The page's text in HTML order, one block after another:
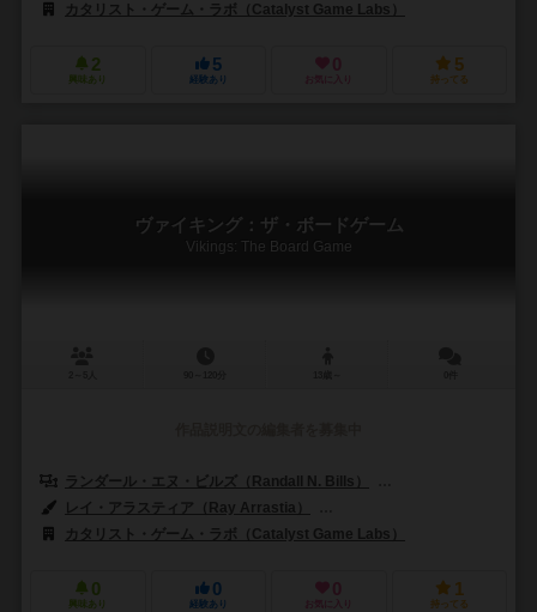
カタリスト・ゲーム・ラボ（Catalyst Game Labs）
2
興味あり
5
経験あり
0
お気に入り
5
持ってる
ヴァイキング：ザ・ボードゲーム
Vikings: The Board Game
ランダール・エヌ・ビルズ（Randall N. Bills）
レイ・アラスティア（Ray Arrastia）
カタリスト・ゲーム・ラボ（Catalyst Game Labs）
0
興味あり
0
経験あり
0
お気に入り
1
持ってる